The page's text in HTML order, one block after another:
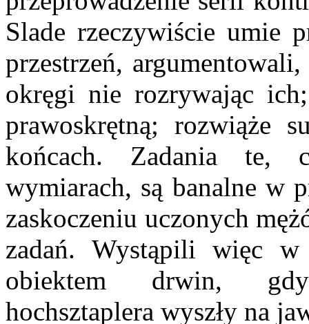
Slade rzeczywiście umie
przestrzeń, argumentowali,
okręgi nie rozrywając
prawoskrętną; rozwiąże
końcach. Zadania te,
wymiarach, są banalne w
zaskoczeniu uczonych
zadań. Wystąpili więc
obiektem drwin, gdy
hochsztaplera wyszły na